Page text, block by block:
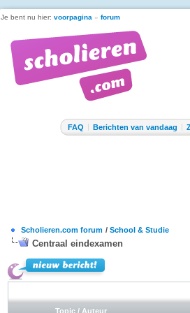
Je bent nu hier: voorpagina » forum
FAQ Berichten van vandaag
Scholieren.com forum / School & Studie
Centraal eindexamen
Topic / Auteur